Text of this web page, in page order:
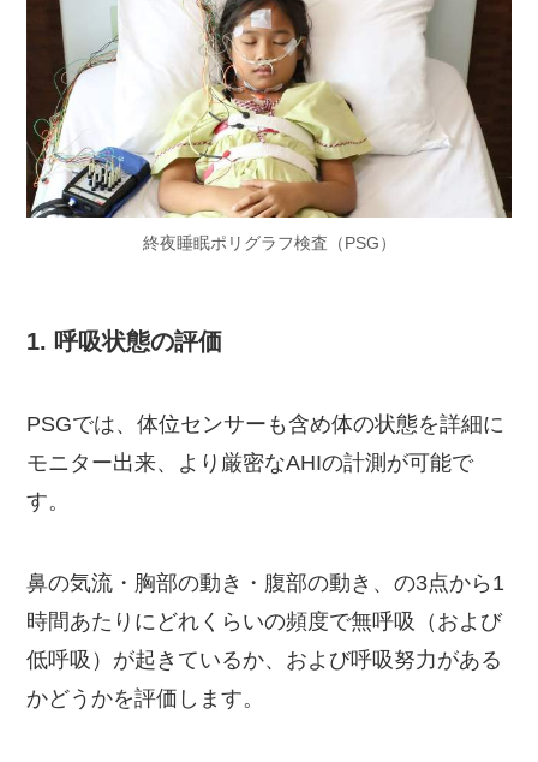
終夜睡眠ポリグラフ検査（PSG）
1. 呼吸状態の評価
PSGでは、体位センサーも含め体の状態を詳細に
モニター出来、より厳密なAHIの計測が可能で
す。
鼻の気流・胸部の動き・腹部の動き、の3点から1
時間あたりにどれくらいの頻度で無呼吸（および
低呼吸）が起きているか、および呼吸努力がある
かどうかを評価します。